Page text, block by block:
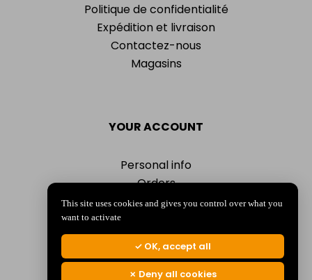
Politique de confidentialité
Expédition et livraison
Contactez-nous
Magasins
YOUR ACCOUNT
Personal info
Orders
Addresses
My alerts
This site uses cookies and gives you control over what you
want to activate
OK, accept all
Deny all cookies